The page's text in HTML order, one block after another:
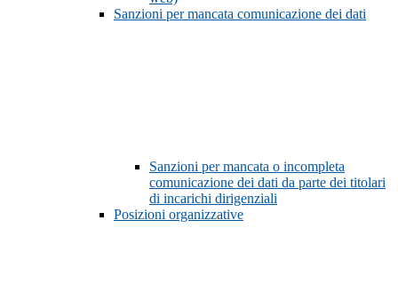
Sanzioni per mancata comunicazione dei dati
Sanzioni per mancata o incompleta
comunicazione dei dati da parte dei titolari
di incarichi dirigenziali
Posizioni organizzative